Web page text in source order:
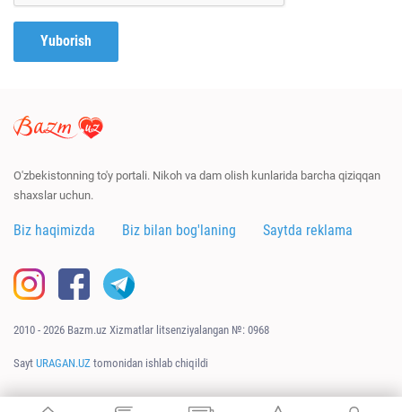
Yuborish
O'zbekistonning to'y portali. Nikoh va dam olish kunlarida barcha qiziqqan
shaxslar uchun.
Biz haqimizda Biz bilan bog'laning Saytda reklama
2010 - 2026 Bazm.uz Xizmatlar litsenziyalangan №: 0968
Sayt URAGAN.UZ tomonidan ishlab chiqildi